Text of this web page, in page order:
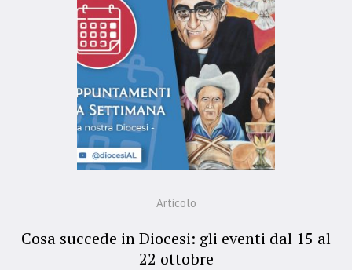
Articolo
Cosa succede in Diocesi: gli eventi dal 15 al
22 ottobre